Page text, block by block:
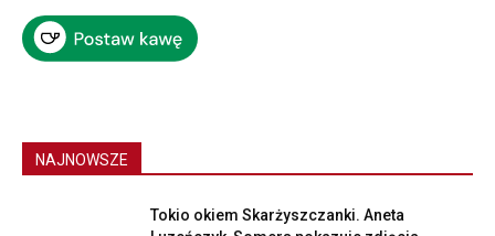
NAJNOWSZE
Tokio okiem Skarżyszczanki. Aneta